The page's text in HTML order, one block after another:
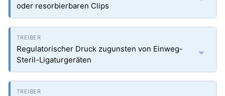
oder resorbierbaren Clips
Regulatorischer Druck zugunsten von Einweg-
Steril-Ligaturgeräten